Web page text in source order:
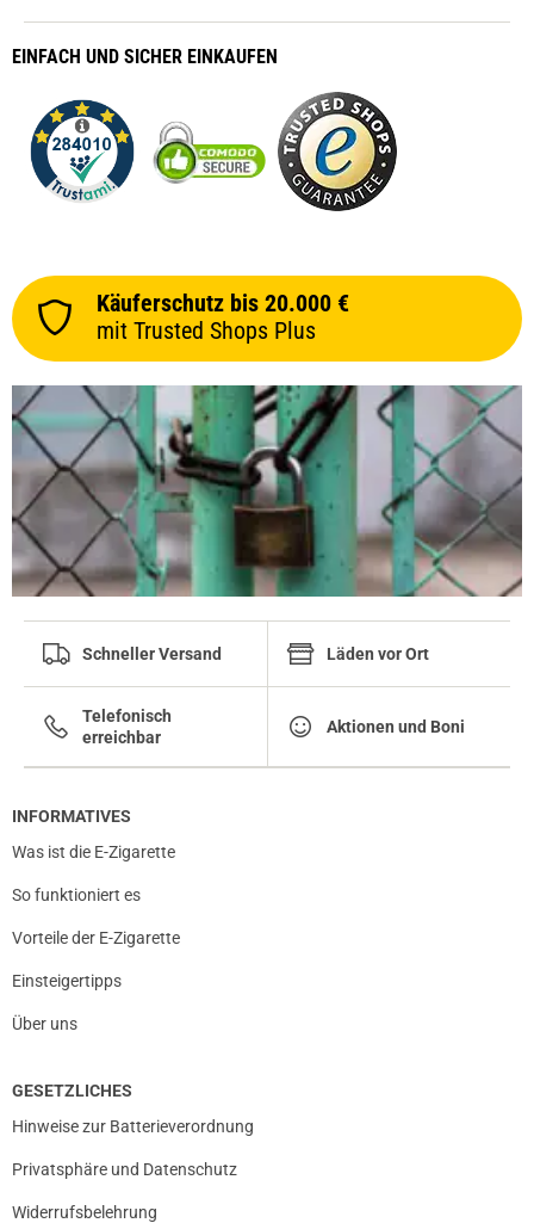
EINFACH UND SICHER EINKAUFEN
Käuferschutz bis 20.000 €
mit Trusted Shops Plus
Schneller Versand Läden vor Ort
Telefonisch
erreichbar
Aktionen und Boni
INFORMATIVES
Was ist die E-Zigarette
So funktioniert es
Vorteile der E-Zigarette
Einsteigertipps
Über uns
GESETZLICHES
Hinweise zur Batterieverordnung
Privatsphäre und Datenschutz
Widerrufsbelehrung